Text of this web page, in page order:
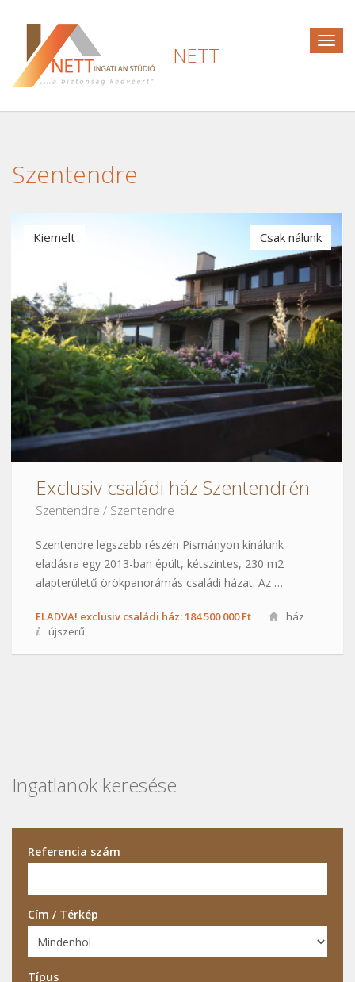
NETT
Szentendre
Kiemelt Csak nálunk
Exclusiv családi ház Szentendrén
Szentendre / Szentendre
Szentendre legszebb részén Pismányon kínálunk
eladásra egy 2013-ban épült, kétszintes, 230 m2
alapterületű örökpanorámás családi házat. Az …
ELADVA! exclusiv családi ház: 184 500 000 Ft
ház
újszerű
Ingatlanok keresése
Referencia szám
Cím / Térkép
Típus